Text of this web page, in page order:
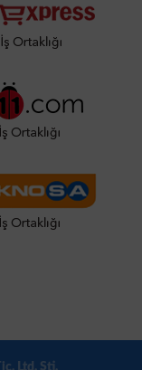
Ltd. Şti.